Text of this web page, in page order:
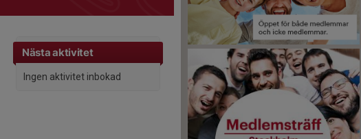
Nästa aktivitet
Ingen aktivitet inbokad